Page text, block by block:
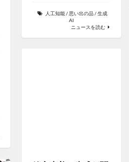
人工知能/ 思い出の品/生成
AI
ニュースを読む